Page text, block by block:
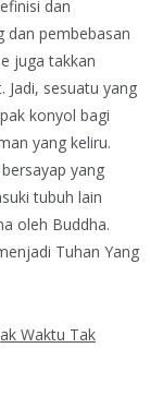
dan
dan pembebasan
juga takkan
sesuatu yang
konyol bagi
yang keliru.
yang
tubuh lain
oleh Buddha.
Tuhan Yang
Waktu Tak